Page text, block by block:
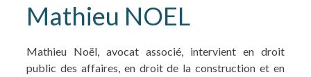
Mathieu NOEL
Mathieu Noël, avocat associé, intervient en droit
public des affaires, en droit de la construction et en